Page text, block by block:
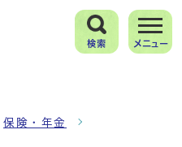
検索 メニュー
保険・年金